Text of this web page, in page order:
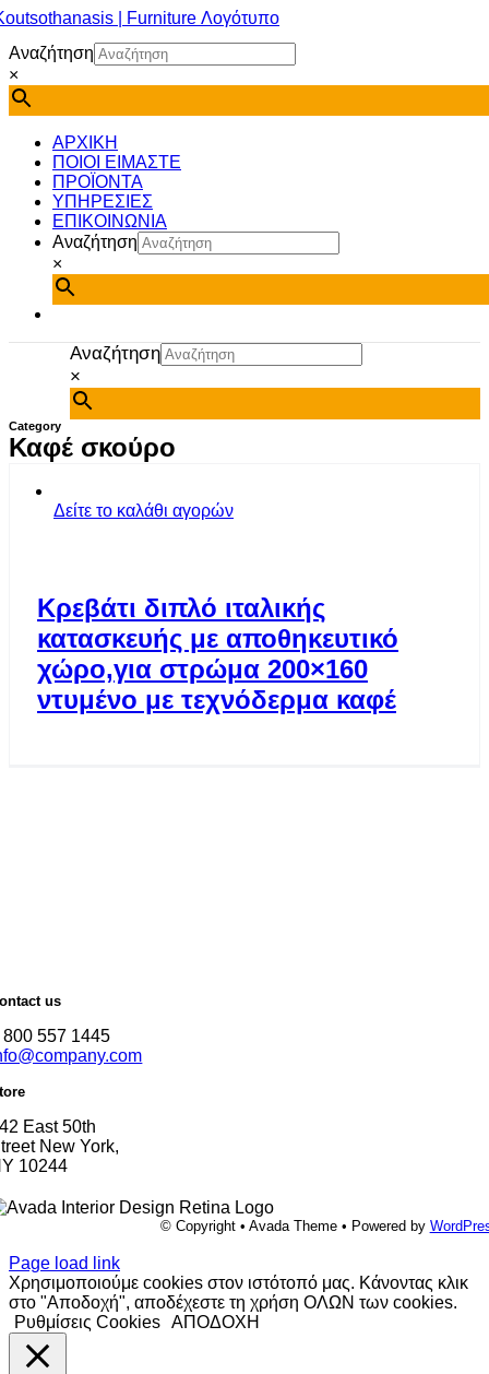
Μετάβαση
περιεχόμενο
Αναζήτηση
×
Αναζήτηση
×
ΑΡΧΙΚΗ
ΠΟΙΟΙ ΕΙΜΑΣΤΕ
ΠΡΟΪΟΝΤΑ
ΥΠΗΡΕΣΙΕΣ
ΕΠΙΚΟΙΝΩΝΙΑ
Αναζήτηση
×
Category
Καφέ σκούρο
Δείτε το καλάθι αγορών
Κρεβάτι διπλό ιταλικής
κατασκευής με αποθηκευτικό
χώρο,για στρώμα 200×160
ντυμένο με τεχνόδερμα καφέ
us
800 557 1445
East 50th
New York,
10244
© Copyright • Avada Theme • Powered by
Page load link
Χρησιμοποιούμε cookies στον ιστότοπό μας. Κάνοντας κλικ
στο "Αποδοχή", αποδέχεστε τη χρήση ΟΛΩΝ των cookies.
Ρυθμίσεις Cookies ΑΠΟΔΟΧΗ